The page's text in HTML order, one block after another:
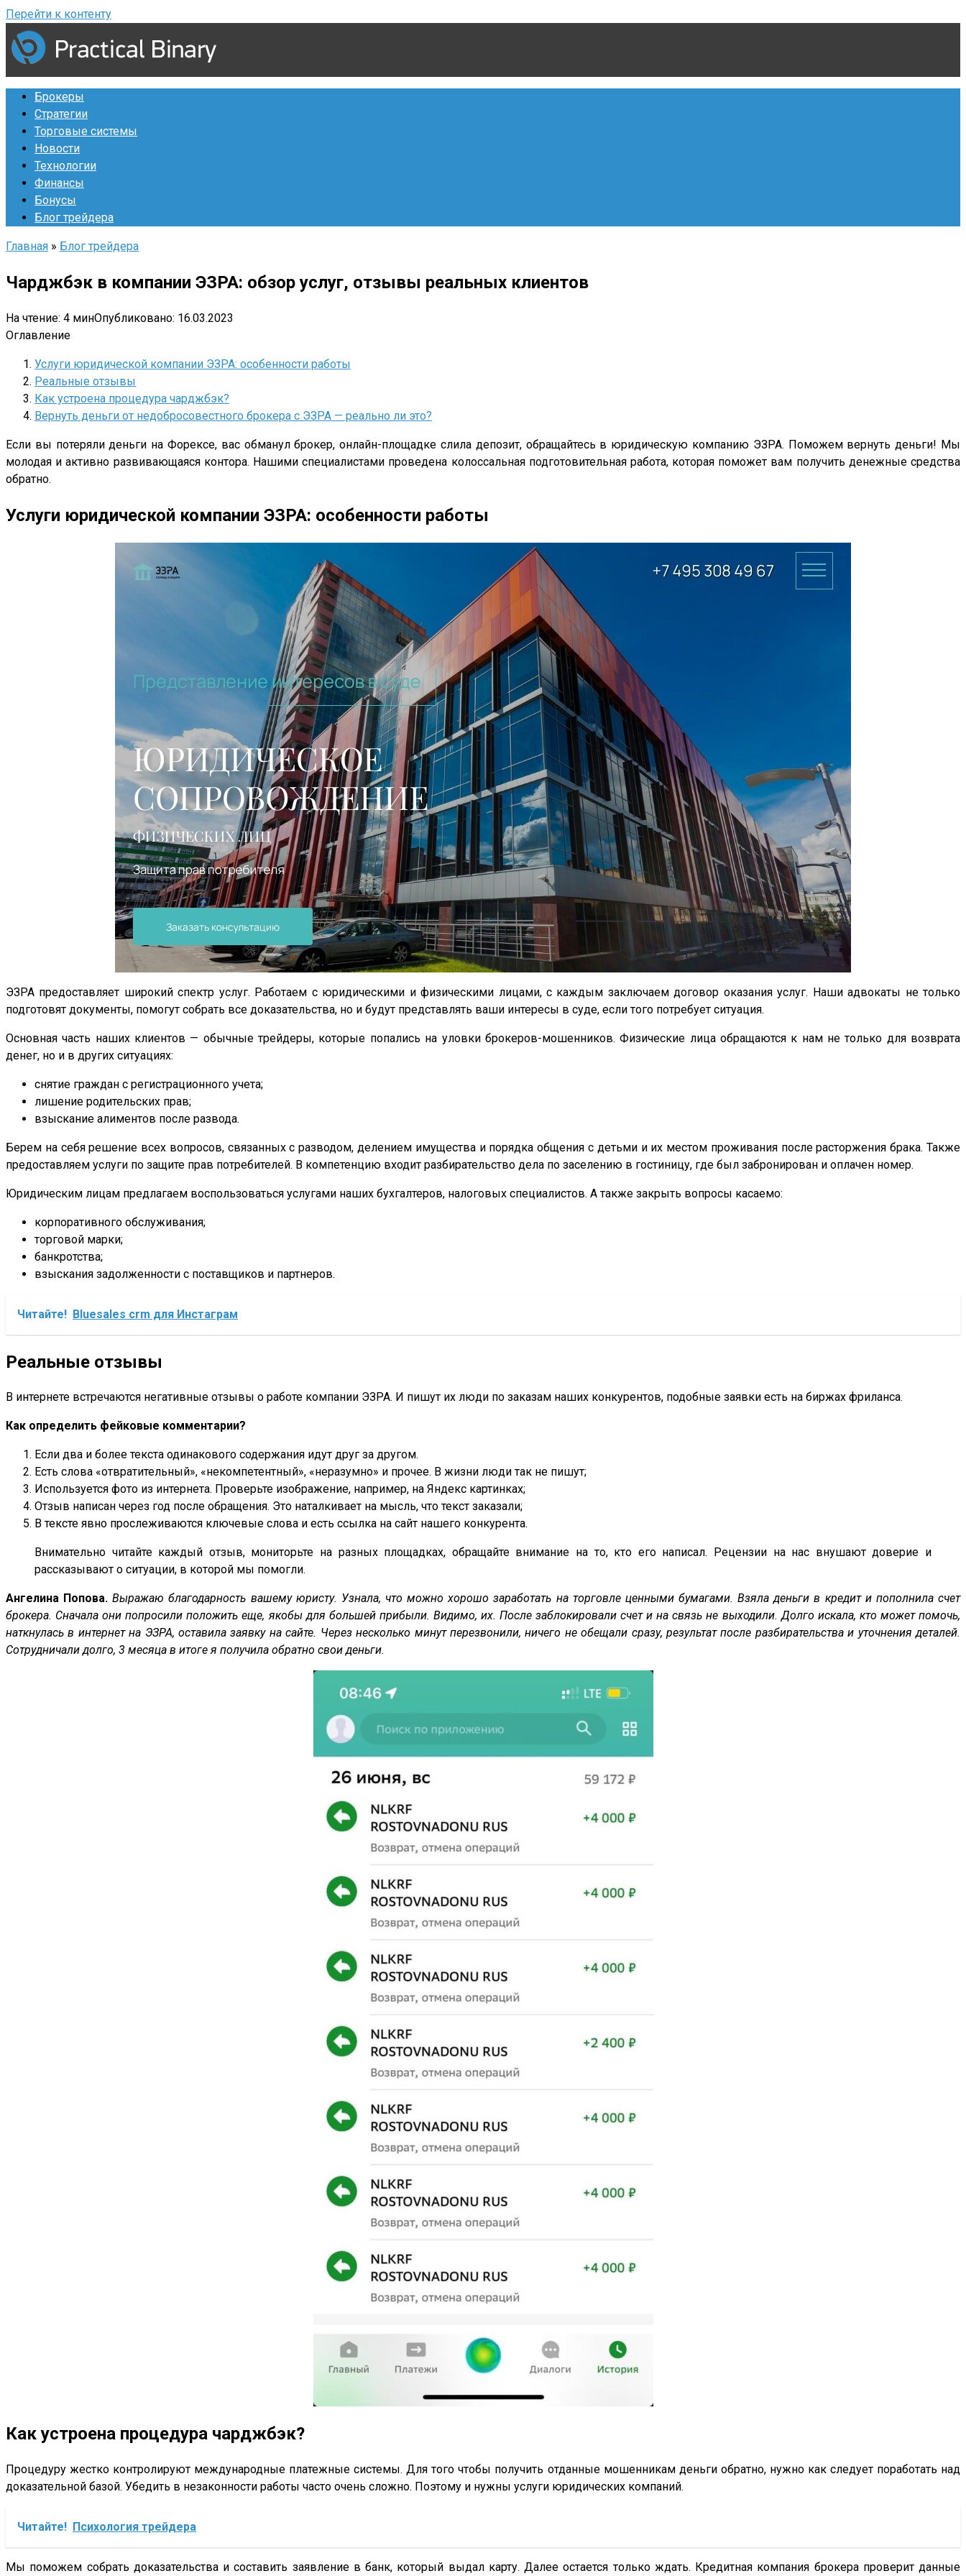
Перейти к контенту
Брокеры
Стратегии
Торговые системы
Новости
Технологии
Финансы
Бонусы
Блог трейдера
Главная » Блог трейдера
Чарджбэк в компании ЭЗРА: обзор услуг, отзывы реальных клиентов
На чтение: 4 минОпубликовано: 16.03.2023
Оглавление
Услуги юридической компании ЭЗРА: особенности работы
Реальные отзывы
Как устроена процедура чарджбэк?
Вернуть деньги от недобросовестного брокера с ЭЗРА — реально ли это?
Если вы потеряли деньги на Форексе, вас обманул брокер, онлайн-площадке слила депозит, обращайтесь в юридическую компанию ЭЗРА. Поможем вернуть деньги! Мы
молодая и активно развивающаяся контора. Нашими специалистами проведена колоссальная подготовительная работа, которая поможет вам получить денежные средства
обратно.
Услуги юридической компании ЭЗРА: особенности работы
ЭЗРА предоставляет широкий спектр услуг. Работаем с юридическими и физическими лицами, с каждым заключаем договор оказания услуг. Наши адвокаты не только
подготовят документы, помогут собрать все доказательства, но и будут представлять ваши интересы в суде, если того потребует ситуация.
Основная часть наших клиентов — обычные трейдеры, которые попались на уловки брокеров-мошенников. Физические лица обращаются к нам не только для возврата
денег, но и в других ситуациях:
снятие граждан с регистрационного учета;
лишение родительских прав;
взыскание алиментов после развода.
Берем на себя решение всех вопросов, связанных с разводом, делением имущества и порядка общения с детьми и их местом проживания после расторжения брака. Также
предоставляем услуги по защите прав потребителей. В компетенцию входит разбирательство дела по заселению в гостиницу, где был забронирован и оплачен номер.
Юридическим лицам предлагаем воспользоваться услугами наших бухгалтеров, налоговых специалистов. А также закрыть вопросы касаемо:
корпоративного обслуживания;
торговой марки;
банкротства;
взыскания задолженности с поставщиков и партнеров.
Читайте! Bluesales crm для Инстаграм
Реальные отзывы
В интернете встречаются негативные отзывы о работе компании ЭЗРА. И пишут их люди по заказам наших конкурентов, подобные заявки есть на биржах фриланса.
Как определить фейковые комментарии?
Если два и более текста одинакового содержания идут друг за другом.
Есть слова «отвратительный», «некомпетентный», «неразумно» и прочее. В жизни люди так не пишут;
Используется фото из интернета. Проверьте изображение, например, на Яндекс картинках;
Отзыв написан через год после обращения. Это наталкивает на мысль, что текст заказали;
В тексте явно прослеживаются ключевые слова и есть ссылка на сайт нашего конкурента.
Внимательно читайте каждый отзыв, мониторьте на разных площадках, обращайте внимание на то, кто его написал. Рецензии на нас внушают доверие и
рассказывают о ситуации, в которой мы помогли.
Ангелина Попова. Выражаю благодарность вашему юристу. Узнала, что можно хорошо заработать на торговле ценными бумагами. Взяла деньги в кредит и пополнила счет
брокера. Сначала они попросили положить еще, якобы для большей прибыли. Видимо, их. После заблокировали счет и на связь не выходили. Долго искала, кто может помочь,
наткнулась в интернет на ЭЗРА, оставила заявку на сайте. Через несколько минут перезвонили, ничего не обещали сразу, результат после разбирательства и уточнения деталей.
Сотрудничали долго, 3 месяца в итоге я получила обратно свои деньги.
Как устроена процедура чарджбэк?
Процедуру жестко контролируют международные платежные системы. Для того чтобы получить отданные мошенникам деньги обратно, нужно как следует поработать над
доказательной базой. Убедить в незаконности работы часто очень сложно. Поэтому и нужны услуги юридических компаний.
Читайте! Психология трейдера
Мы поможем собрать доказательства и составить заявление в банк, который выдал карту. Далее остается только ждать. Кредитная компания брокера проверит данные